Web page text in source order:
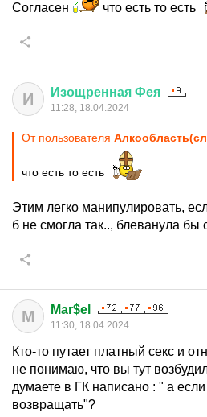
Согласен что есть то есть
И Изощренная Фея
11:28, 18.04.2024
От пользователя
что есть то есть
Этим легко манипулировать,
б не смогла так.., блеванула бы
M Mar$el
11:30, 18.04.2024
Кто-то путает платный секс и
не понимаю, что вы тут
думаете в ГК написано : " а
возвращать"?